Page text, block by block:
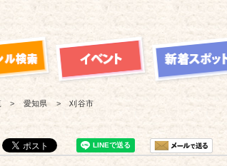
愛知県
刈谷市